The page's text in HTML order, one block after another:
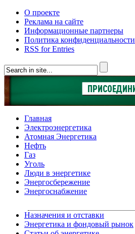
О проекте
Реклама на сайте
Информационные партнеры
Политика конфиденциальности
RSS for Entries
Главная
Электроэнергетика
Атомная Энергетика
Нефть
Газ
Уголь
Люди в энергетике
Энергосбережение
Энергоснабжение
Назначения и отставки
Энергетика и фондовый рынок